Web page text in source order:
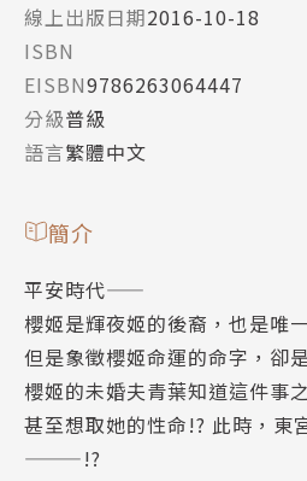
線上出版日期2016-10-18
ISBN
EISBN9786263064447
分級普級
語言繁體中文
簡介
平安時代——
櫻姬是輝夜姬的後裔，也是唯
但是象徵櫻姬命運的命字，卻
櫻姬的未婚夫青葉知道這件事
甚至想取她的性命!? 此時，東
———!?